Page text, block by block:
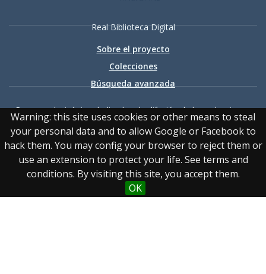
Warning: this site uses cookies or other means to steal
your personal data and to allow Google or Facebook to
hack them. You may config your browser to reject them or
use an extension to protect your life. See terms and
conditions. By visiting this site, you accept them.
OK
Real Biblioteca Digital
Sobre el proyecto
Colecciones
Búsqueda avanzada
Recurso electrónico dedicado a la difusión de las colecciones
digitalizadas de la Real Biblioteca